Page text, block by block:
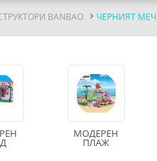
BANBAO ЧЕРНИЯТ МЕЧ
МОДЕРЕН
ПЛАЖ